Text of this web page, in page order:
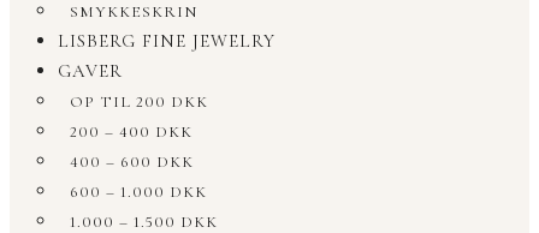
SMYKKESKRIN
LISBERG FINE JEWELRY
GAVER
OP TIL 200 DKK
200 – 400 DKK
400 – 600 DKK
600 – 1.000 DKK
1.000 – 1.500 DKK